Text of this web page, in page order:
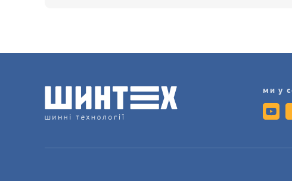
ми у